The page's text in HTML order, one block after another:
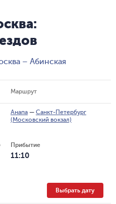
– Абинская
Маршрут
Анапа — Санкт-Петербург
(Московский вокзал)
Прибытие
11:10
Выбрать дату